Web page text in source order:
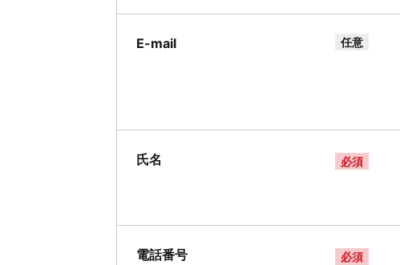
E-mail 任意
氏名 必須
電話番号 必須